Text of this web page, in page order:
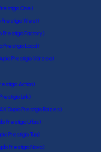
One)
Prestígio West)
Prestígio Factory)
Prestígio Local)
Prestígio Várzea)
Action)
Link)
Duplo Prestígio Raízes)
Prestígio Urbis)
Prestígio Tua)
Prestígio Novo)